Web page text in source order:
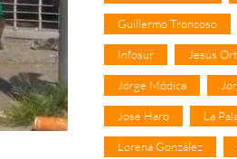
Guillermo Troncoso
Infosur Jesús
Jorge Módica
José Haro La
Lorena González